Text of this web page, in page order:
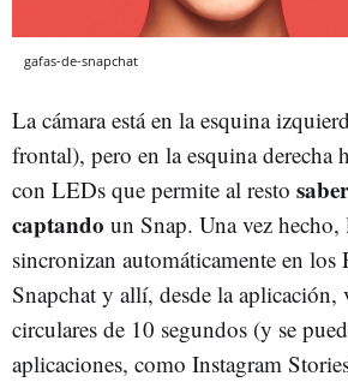
gafas-de-snapchat
La cámara está en la esquina
frontal), pero en la esquina derecha
con LEDs que permite al resto
captando un Snap. Una vez hecho,
sincronizan automáticamente en los
Snapchat y allí, desde la aplicación,
circulares de 10 segundos (y se
aplicaciones, como Instagram